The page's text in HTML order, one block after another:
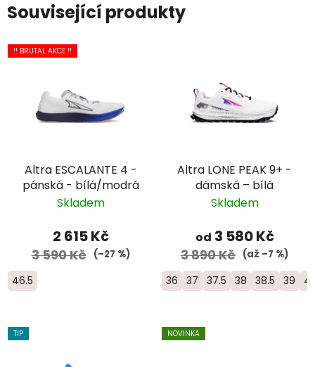
Související produkty
!! BRUTAL AKCE !!
Altra ESCALANTE 4 -
pánská - bílá/modrá
Skladem
2 615 Kč
3 590 Kč (–27 %)
46.5
Altra LONE PEAK 9+ -
dámská – bílá
Skladem
od 3 580 Kč
3 890 Kč (až –7 %)
36 37 37.5 38 38.5 39
TIP NOVINKA